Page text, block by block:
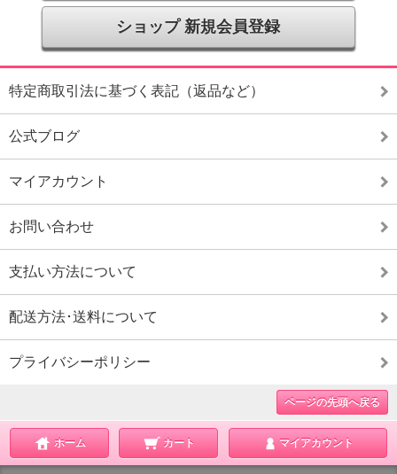
ショップ 新規会員登録
特定商取引法に基づく表記（返品など）
公式ブログ
マイアカウント
お問い合わせ
支払い方法について
配送方法･送料について
プライバシーポリシー
ページの先頭へ戻る
ホーム カート マイアカウント